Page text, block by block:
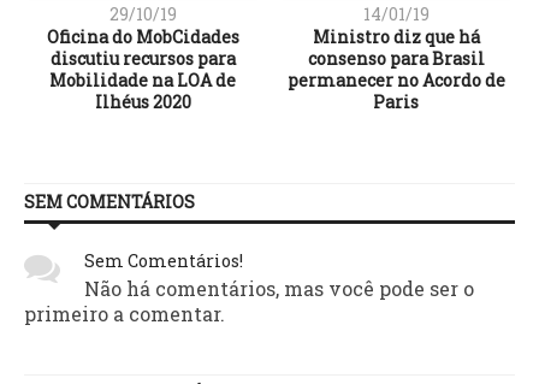
29/10/19
Oficina do MobCidades
discutiu recursos para
Mobilidade na LOA de
Ilhéus 2020
14/01/19
Ministro diz que há
consenso para Brasil
permanecer no Acordo de
Paris
SEM COMENTÁRIOS
Sem Comentários!
Não há comentários, mas você pode ser o
primeiro a comentar.